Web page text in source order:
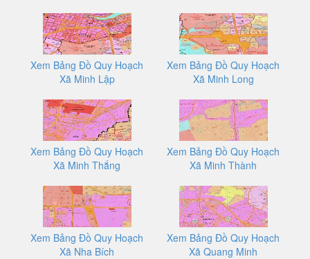
Xem Bảng Đồ Quy Hoạch
Xã Minh Lập
Xem Bảng Đồ Quy Hoạch
Xã Minh Long
Xem Bảng Đồ Quy Hoạch
Xã Minh Thắng
Xem Bảng Đồ Quy Hoạch
Xã Minh Thành
Xem Bảng Đồ Quy Hoạch
Xã Nha Bích
Xem Bảng Đồ Quy Hoạch
Xã Quang Minh